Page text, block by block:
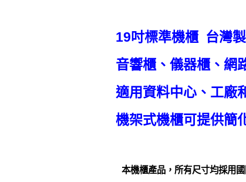
19吋標準機櫃 台灣
音響櫃、儀器櫃、網
適用資料中心、工廠
機架式機櫃可提供簡
本機櫃產品，所有尺寸均採用